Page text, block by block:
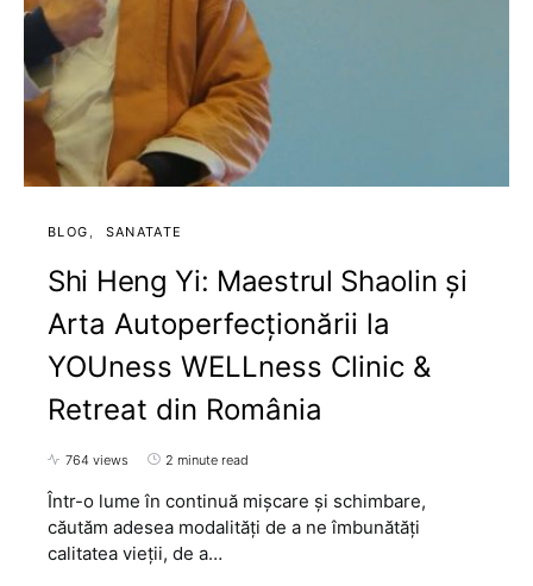
BLOG SANATATE
Shi Heng Yi: Maestrul Shaolin și
Arta Autoperfecționării la
YOUness WELLness Clinic &
Retreat din România
764 views 2 minute read
Într-o lume în continuă mișcare și schimbare,
căutăm adesea modalități de a ne îmbunătăți
calitatea vieții, de a…